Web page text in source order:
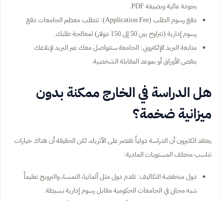
بجودة عالية وبصيغة PDF.
دفع رسوم الطلب (Application Fee): تتطلب معظم الجامعات دفع
رسوم إدارية (تتراوح بين 50 إلى 150 دولار) لمعالجة طلبك.
متابعة البريد الإلكتروني: الجامعة ستتواصل معك عبر البريد لإبلاغك
بنقص الأوراق أو بموعد المقابلة الشخصية.
هل الدراسة في الخارج ممكنة بدون
ميزانية ضخمة؟
يعتقد الكثيرون أن الدراسة دولياً تقتصر على الأثرياء، لكن الحقيقة أن هناك خيارات
تناسب مختلف المستويات المادية:
دول منخفضة التكاليف: تقدم دول مثل ألمانيا، النمسا، والنرويج تعليماً
شبه مجاني في الجامعات الحكومية مقابل رسوم إدارية بسيطة.